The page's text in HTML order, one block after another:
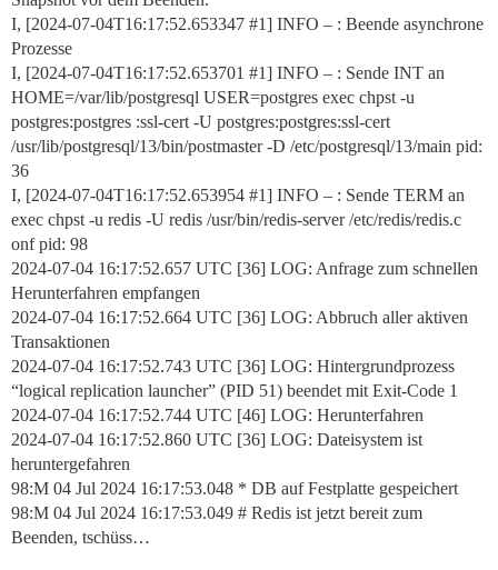
I, [2024-07-04T16:17:52.653347 #1] INFO – : Beende asynchrone
Prozesse
I, [2024-07-04T16:17:52.653701 #1] INFO – : Sende INT an
HOME=/var/lib/postgresql USER=postgres exec chpst -u
postgres:postgres :ssl-cert -U postgres:postgres:ssl-cert
/usr/lib/postgresql/13/bin/postmaster -D /etc/postgresql/13/main pid:
36
I, [2024-07-04T16:17:52.653954 #1] INFO – : Sende TERM an
exec chpst -u redis -U redis /usr/bin/redis-server /etc/redis/redis.c
onf pid: 98
2024-07-04 16:17:52.657 UTC [36] LOG: Anfrage zum schnellen
Herunterfahren empfangen
2024-07-04 16:17:52.664 UTC [36] LOG: Abbruch aller aktiven
Transaktionen
2024-07-04 16:17:52.743 UTC [36] LOG: Hintergrundprozess
“logical replication launcher” (PID 51) beendet mit Exit-Code 1
2024-07-04 16:17:52.744 UTC [46] LOG: Herunterfahren
2024-07-04 16:17:52.860 UTC [36] LOG: Dateisystem ist
heruntergefahren
98:M 04 Jul 2024 16:17:53.048 * DB auf Festplatte gespeichert
98:M 04 Jul 2024 16:17:53.049 # Redis ist jetzt bereit zum
Beenden, tschüss…